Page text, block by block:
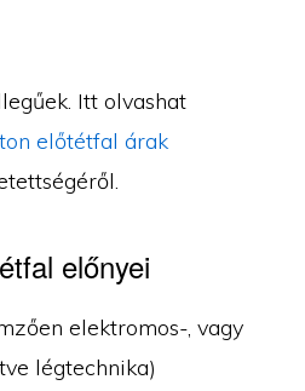
Itt olvashat
előtétfal árak
előnyei
elektromos-, vagy
légtechnika)